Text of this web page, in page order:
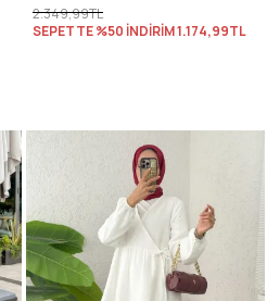
2.349,99TL
SEPETTE %50 İNDİRİM1.174,99TL